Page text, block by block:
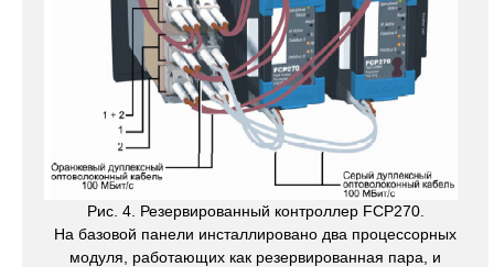
Рис. 4. Резервированный контроллер FCP270.
На базовой панели инсталлировано два процессорных
модуля, работающих как резервированная пара, и